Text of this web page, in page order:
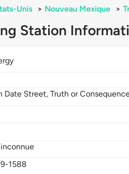
Unis > Nouveau Mexique >
Station
Date Street,Truth or
1588